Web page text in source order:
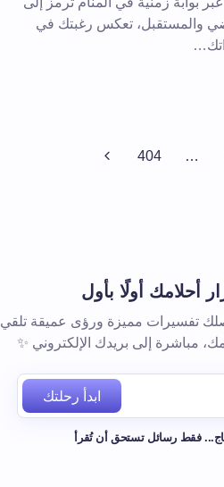
والمستقبل، تعكس رغبتك في
…
404
أحلامك أولًا بأول
تفسيرات مميزة ورؤى عميقة تلقي
مباشرة إلى بريدك الإلكتروني ✨
ابدأ رحلتك
فقط رسائل تستحق أن تُقرأ